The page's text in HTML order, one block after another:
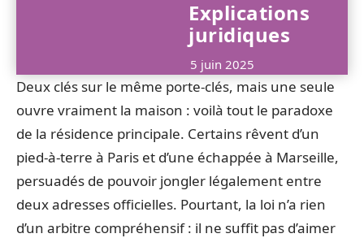
Explications
juridiques
5 juin 2025
Deux clés sur le même porte-clés, mais une seule
ouvre vraiment la maison : voilà tout le paradoxe
de la résidence principale. Certains rêvent d’un
pied-à-terre à Paris et d’une échappée à Marseille,
persuadés de pouvoir jongler légalement entre
deux adresses officielles. Pourtant, la loi n’a rien
d’un arbitre compréhensif : il ne suffit pas d’aimer